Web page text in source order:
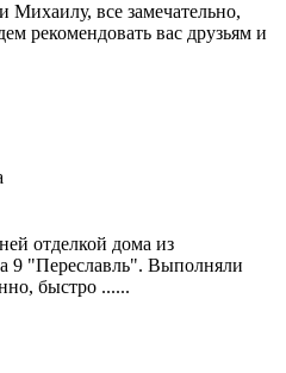
все замечательно,
рекомендовать вас друзьям и
отделкой дома из
9 "Переславль". Выполняли
быстро ......